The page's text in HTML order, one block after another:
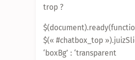
trop ?
$(« #chatbox_top
‘boxBg’ : ‘transparent